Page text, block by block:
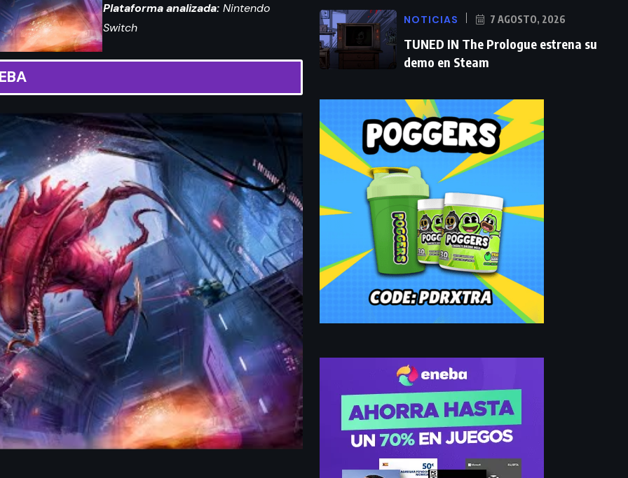
Plataforma analizada: Nintendo
Switch
NOTICIAS 7 AGOSTO, 2026
TUNED IN The Prologue estrena su
demo en Steam